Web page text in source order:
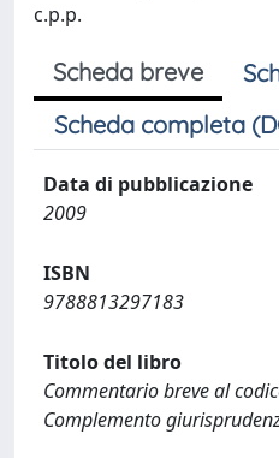
c.p.p.
Scheda breve
Scheda completa
Data di pubblicazione
2009
ISBN
9788813297183
Titolo del libro
Commentario breve al
Complemento